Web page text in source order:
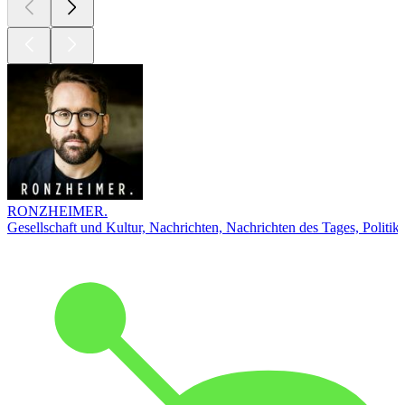
RONZHEIMER.
Gesellschaft und Kultur, Nachrichten, Nachrichten des Tages, Politik